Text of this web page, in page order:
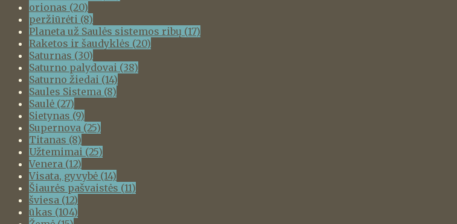
orionas (20)
peržiūrėti (8)
Planeta už Saulės sistemos ribų (17)
Raketos ir šaudyklės (20)
Saturnas (30)
Saturno palydovai (38)
Saturno žiedai (14)
Saules Sistema (8)
Saulė (27)
Sietynas (9)
Supernova (25)
Titanas (8)
Užtemimai (25)
Venera (12)
Visata, gyvybė (14)
Šiaurės pašvaistės (11)
šviesa (12)
ūkas (104)